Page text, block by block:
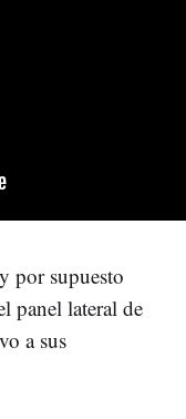
por supuesto
panel lateral de
a sus